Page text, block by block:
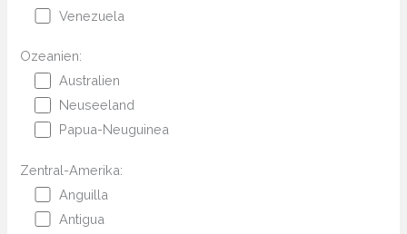
Venezuela
Ozeanien:
Australien
Neuseeland
Papua-Neuguinea
Zentral-Amerika:
Anguilla
Antigua